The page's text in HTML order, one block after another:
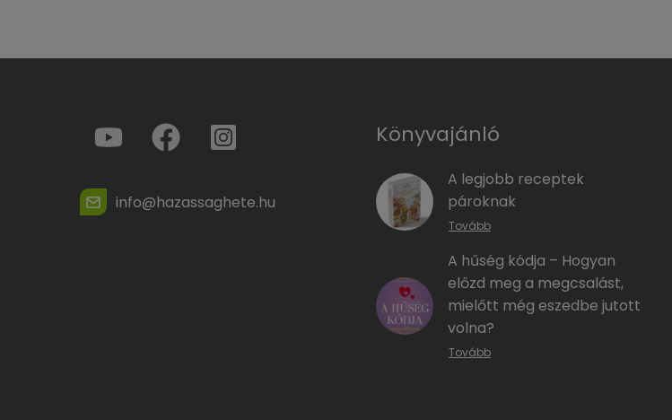
info@hazassaghete.hu
Könyvajánló
A legjobb receptek
pároknak
Tovább
A hűség kódja – Hogyan
előzd meg a megcsalást,
mielőtt még eszedbe jutott
volna?
Tovább